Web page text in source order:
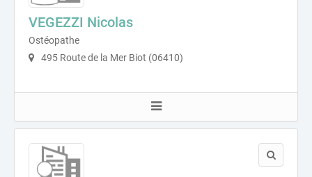
VEGEZZI Nicolas
Ostéopathe
495 Route de la Mer Biot (06410)